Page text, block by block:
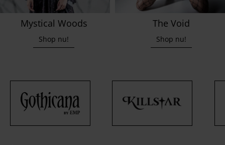
Mystical Woods
Shop nu!
The Void
Shop nu!